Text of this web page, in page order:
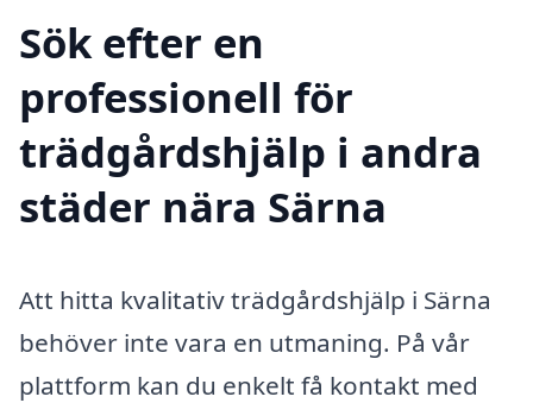
Sök efter en
professionell för
trädgårdshjälp i andra
städer nära Särna
Att hitta kvalitativ trädgårdshjälp i Särna
behöver inte vara en utmaning. På vår
plattform kan du enkelt få kontakt med